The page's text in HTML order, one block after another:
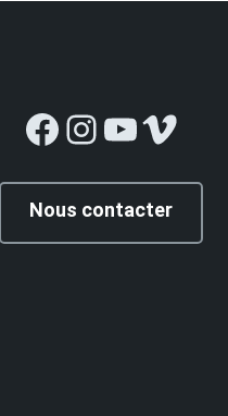
Facebook
Instagram
YouTube
Vimeo
Nous contacter